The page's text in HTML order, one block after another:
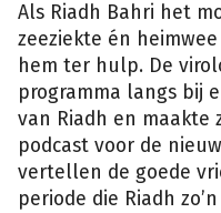
Als Riadh Bahri het
zeeziekte én
hem ter hulp. De
programma langs bij
van Riadh en maakte
podcast voor de
vertellen de goede
periode die Riadh